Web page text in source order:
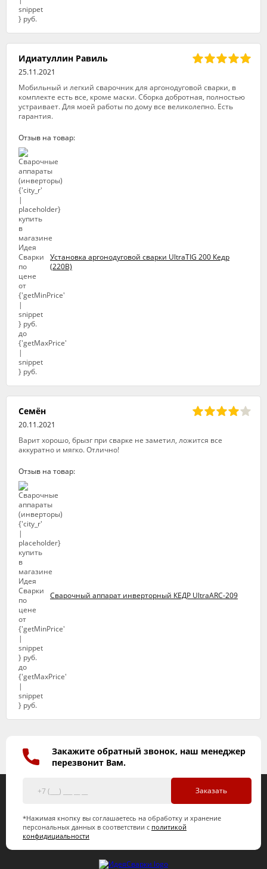
Идиатуллин Равиль
25.11.2021
Мобильный и легкий сварочник для аргонодуговой сварки, в
комплекте есть все, кроме маски. Сборка добротная, полностью
устраивает. Для моей работы по дому все великолепно. Есть
гарантия.
Отзыв на товар:
Установка аргонодуговой сварки UltraTIG 200 Кедр
(220В)
Семён
20.11.2021
Варит хорошо, брызг при сварке не заметил, ложится все
аккуратно и мягко. Отлично!
Отзыв на товар:
Сварочный аппарат инверторный КЕДР UltraARC-209
Закажите обратный звонок, наш менеджер
перезвонит Вам.
Заказать
*Нажимая кнопку вы соглашаетесь на обработку и хранение
персональных данных в соответствии с политикой
конфидициальности